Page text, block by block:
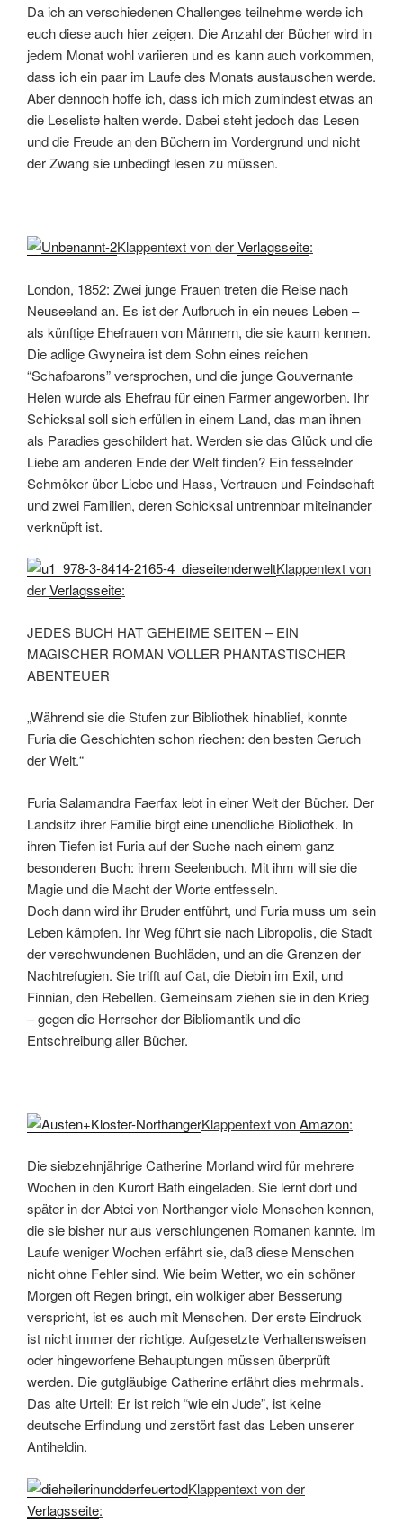
Da ich an verschiedenen Challenges teilnehme werde ich
euch diese auch hier zeigen. Die Anzahl der Bücher wird in
jedem Monat wohl variieren und es kann auch vorkommen,
dass ich ein paar im Laufe des Monats austauschen werde.
Aber dennoch hoffe ich, dass ich mich zumindest etwas an
die Leseliste halten werde. Dabei steht jedoch das Lesen
und die Freude an den Büchern im Vordergrund und nicht
der Zwang sie unbedingt lesen zu müssen.
Klappentext von derVerlagsseite:
London, 1852: Zwei junge Frauen treten die Reise nach
Neuseeland an. Es ist der Aufbruch in ein neues Leben –
als künftige Ehefrauen von Männern, die sie kaum kennen.
Die adlige Gwyneira ist dem Sohn eines reichen
“Schafbarons” versprochen, und die junge Gouvernante
Helen wurde als Ehefrau für einen Farmer angeworben. Ihr
Schicksal soll sich erfüllen in einem Land, das man ihnen
als Paradies geschildert hat. Werden sie das Glück und die
Liebe am anderen Ende der Welt finden? Ein fesselnder
Schmöker über Liebe und Hass, Vertrauen und Feindschaft
und zwei Familien, deren Schicksal untrennbar miteinander
verknüpft ist.
Klappentext von
derVerlagsseite:
JEDES BUCH HAT GEHEIME SEITEN – EIN
MAGISCHER ROMAN VOLLER PHANTASTISCHER
ABENTEUER
„Während sie die Stufen zur Bibliothek hinablief, konnte
Furia die Geschichten schon riechen: den besten Geruch
der Welt.“
Furia Salamandra Faerfax lebt in einer Welt der Bücher. Der
Landsitz ihrer Familie birgt eine unendliche Bibliothek. In
ihren Tiefen ist Furia auf der Suche nach einem ganz
besonderen Buch: ihrem Seelenbuch. Mit ihm will sie die
Magie und die Macht der Worte entfesseln.
Doch dann wird ihr Bruder entführt, und Furia muss um sein
Leben kämpfen. Ihr Weg führt sie nach Libropolis, die Stadt
der verschwundenen Buchläden, und an die Grenzen der
Nachtrefugien. Sie trifft auf Cat, die Diebin im Exil, und
Finnian, den Rebellen. Gemeinsam ziehen sie in den Krieg
– gegen die Herrscher der Bibliomantik und die
Entschreibung aller Bücher.
Klappentext vonAmazon:
Die siebzehnjährige Catherine Morland wird für mehrere
Wochen in den Kurort Bath eingeladen. Sie lernt dort und
später in der Abtei von Northanger viele Menschen kennen,
die sie bisher nur aus verschlungenen Romanen kannte. Im
Laufe weniger Wochen erfährt sie, daß diese Menschen
nicht ohne Fehler sind. Wie beim Wetter, wo ein schöner
Morgen oft Regen bringt, ein wolkiger aber Besserung
verspricht, ist es auch mit Menschen. Der erste Eindruck
ist nicht immer der richtige. Aufgesetzte Verhaltensweisen
oder hingeworfene Behauptungen müssen überprüft
werden. Die gutgläubige Catherine erfährt dies mehrmals.
Das alte Urteil: Er ist reich “wie ein Jude”, ist keine
deutsche Erfindung und zerstört fast das Leben unserer
Antiheldin.
Klappentext von der
Verlagsseite: